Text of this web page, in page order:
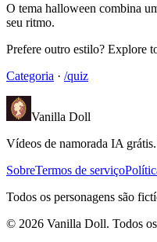
O tema halloween combina
seu ritmo.
Prefere outro estilo? Explore
Categoria · /quiz
Vanilla Doll
Vídeos de namorada IA
SobreTermos de serviço
Todos os personagens são
© 2026 Vanilla Doll. Todos